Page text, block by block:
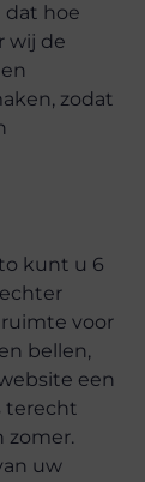
dat hoe
wij de
zodat
kunt u 6
voor
bellen,
een
terecht
zomer.
uw